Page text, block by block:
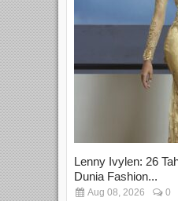
Lenny Ivylen: 26
Dunia Fashion...
Aug 08, 2026 0